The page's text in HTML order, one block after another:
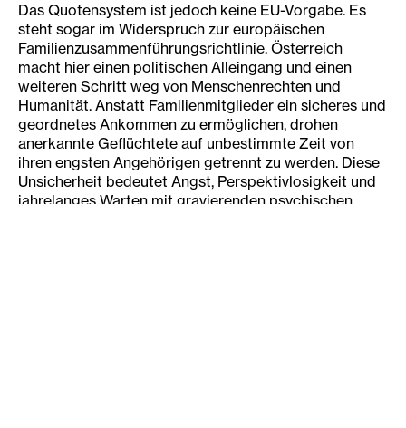
Das Quotensystem ist jedoch keine EU-Vorgabe. Es
steht sogar im Widerspruch zur europäischen
Familienzusammenführungsrichtlinie. Österreich
macht hier einen politischen Alleingang und einen
weiteren Schritt weg von Menschenrechten und
Humanität. Anstatt Familienmitglieder ein sicheres und
geordnetes Ankommen zu ermöglichen, drohen
anerkannte Geflüchtete auf unbestimmte Zeit von
ihren engsten Angehörigen getrennt zu werden. Diese
Unsicherheit bedeutet Angst, Perspektivlosigkeit und
jahrelanges Warten mit gravierenden psychischen